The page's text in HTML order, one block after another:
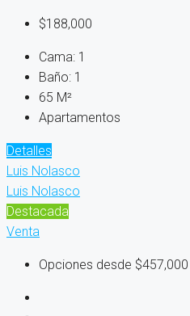
$188,000
Cama: 1
Baño: 1
65 M²
Apartamentos
Detalles
Luis Nolasco
Luis Nolasco
Destacada
Venta
Opciones desde $457,000